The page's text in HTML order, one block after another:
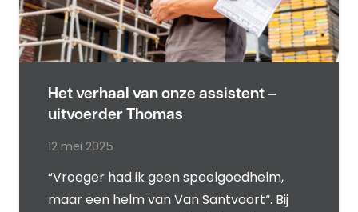
Het verhaal van onze assistent –
uitvoerder Thomas
12 mei 2025
“Vroeger had ik geen speelgoedhelm,
maar een helm van Van Santvoort“. Bij